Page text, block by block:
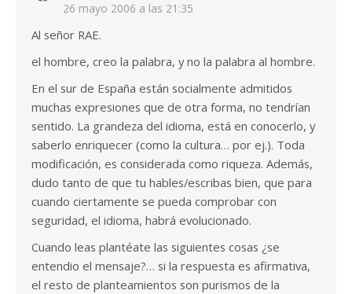
26 mayo 2006 a las 21:35
Al señor RAE.
el hombre, creo la palabra, y no la palabra al hombre.
En el sur de España están socialmente admitidos
muchas expresiones que de otra forma, no tendrían
sentido. La grandeza del idioma, está en conocerlo, y
saberlo enriquecer (como la cultura… por ej.). Toda
modificación, es considerada como riqueza. Además,
dudo tanto de que tu hables/escribas bien, que para
cuando ciertamente se pueda comprobar con
seguridad, el idioma, habrá evolucionado.
Cuando leas plantéate las siguientes cosas ¿se
entendio el mensaje?… si la respuesta es afirmativa,
el resto de planteamientos son purismos de la